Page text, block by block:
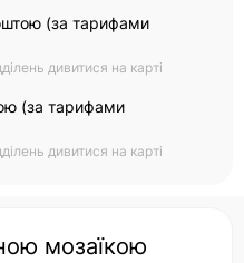
(за тарифами
дивитися на карті
(за тарифами
дивитися на карті
мозаїкою